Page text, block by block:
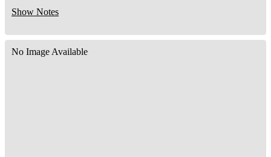
Show Notes
No Image Available